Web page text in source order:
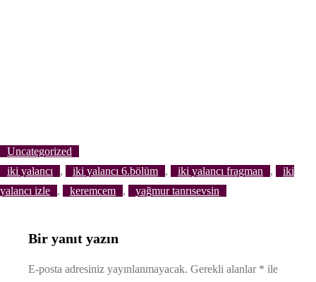
Uncategorized
iki yalancı
, iki yalancı 6.bölüm , iki yalancı fragman ,
iki
yalancı izle
, keremcem , yağmur tanrısevsin
Bir yanıt yazın
E-posta adresiniz yayınlanmayacak. Gerekli alanlar * ile